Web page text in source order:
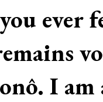
ever
I am